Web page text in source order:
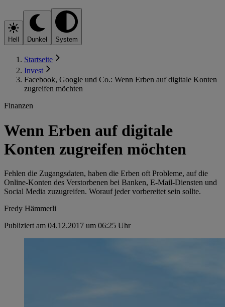
Hell Dunkel System
Startseite
Invest
Facebook, Google und Co.: Wenn Erben auf digitale Konten
zugreifen möchten
Finanzen
Wenn Erben auf digitale
Konten zugreifen möchten
Fehlen die Zugangsdaten, haben die Erben oft Probleme, auf die
Online-Konten des Verstorbenen bei Banken, E-Mail-Diensten und
Social Media zuzugreifen. Worauf jeder vorbereitet sein sollte.
Fredy Hämmerli
Publiziert am 04.12.2017 um 06:25 Uhr